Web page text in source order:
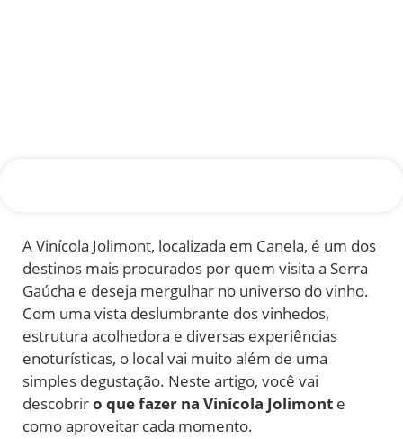
A Vinícola Jolimont, localizada em Canela, é um dos
destinos mais procurados por quem visita a Serra
Gaúcha e deseja mergulhar no universo do vinho.
Com uma vista deslumbrante dos vinhedos,
estrutura acolhedora e diversas experiências
enoturísticas, o local vai muito além de uma
simples degustação. Neste artigo, você vai
descobriro que fazer na Vinícola Jolimont e
como aproveitar cada momento.